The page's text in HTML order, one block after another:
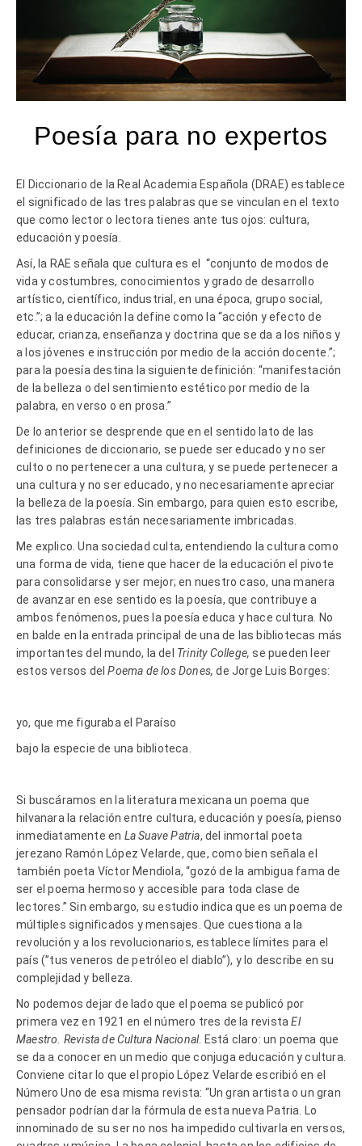
Poesía para no expertos
El Diccionario de la Real Academia Española (DRAE) establece
el significado de las tres palabras que se vinculan en el texto
que como lector o lectora tienes ante tus ojos: cultura,
educación y poesía.
Así, la RAE señala que cultura es el “conjunto de modos de
vida y costumbres, conocimientos y grado de desarrollo
artístico, científico, industrial, en una época, grupo social,
etc.”; a la educación la define como la “acción y efecto de
educar, crianza, enseñanza y doctrina que se da a los niños y
a los jóvenes e instrucción por medio de la acción docente.”;
para la poesía destina la siguiente definición: “manifestación
de la belleza o del sentimiento estético por medio de la
palabra, en verso o en prosa.”
De lo anterior se desprende que en el sentido lato de las
definiciones de diccionario, se puede ser educado y no ser
culto o no pertenecer a una cultura, y se puede pertenecer a
una cultura y no ser educado, y no necesariamente apreciar
la belleza de la poesía. Sin embargo, para quien esto escribe,
las tres palabras están necesariamente imbricadas.
Me explico. Una sociedad culta, entendiendo la cultura como
una forma de vida, tiene que hacer de la educación el pivote
para consolidarse y ser mejor; en nuestro caso, una manera
de avanzar en ese sentido es la poesía, que contribuye a
ambos fenómenos, pues la poesía educa y hace cultura. No
en balde en la entrada principal de una de las bibliotecas más
importantes del mundo, la del Trinity College, se pueden leer
estos versos delPoema de los Dones, de Jorge Luis Borges:
yo, que me figuraba el Paraíso
bajo la especie de una biblioteca.
Si buscáramos en la literatura mexicana un poema que
hilvanara la relación entre cultura, educación y poesía, pienso
inmediatamente en La Suave Patria, del inmortal poeta
jerezano Ramón López Velarde, que, como bien señala el
también poeta Víctor Mendiola, “gozó de la ambigua fama de
ser el poema hermoso y accesible para toda clase de
lectores.” Sin embargo, su estudio indica que es un poema de
múltiples significados y mensajes. Que cuestiona a la
revolución y a los revolucionarios, establece límites para el
país (”tus veneros de petróleo el diablo”), y lo describe en su
complejidad y belleza.
No podemos dejar de lado que el poema se publicó por
primera vez en 1921 en el número tres de la revistaEl
Maestro. Revista de Cultura Nacional. Está claro: un poema que
se da a conocer en un medio que conjuga educación y cultura.
Conviene citar lo que el propio López Velarde escribió en el
Número Uno de esa misma revista: “Un gran artista o un gran
pensador podrían dar la fórmula de esta nueva Patria. Lo
innominado de su ser no nos ha impedido cultivarla en versos,